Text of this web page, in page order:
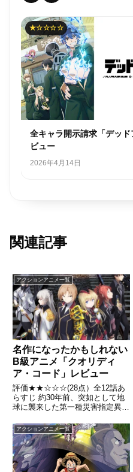
★☆☆☆☆
全キャラ開示請求「デッド
ビュー
2026年4月14日
関連記事
アクションアニメ一覧
名作になったかもしれない
B級アニメ「クオリディ
ア・コード」レビュー
評価★★☆☆☆(28点）全12話あ
らすじ 約30年前、突如として地
球に襲来した第一種災害指定異来
を蹂躙し世界を崩壊へと追いやっ
た。引用 - Wikipedia
アクションアニメ一覧